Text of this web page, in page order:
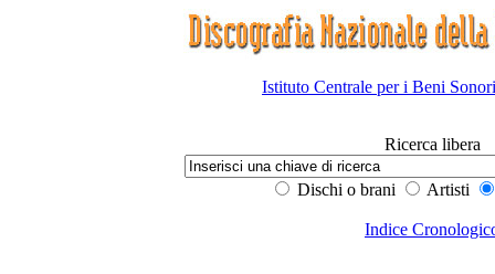
Istituto Centrale per i Beni
Ricerca libera
Dischi o brani Artisti
Indice